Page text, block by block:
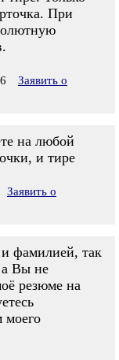
При
Заявить о
на любой
и тире
Заявить о
фамилией, так
а Вы не
резюме на
моего